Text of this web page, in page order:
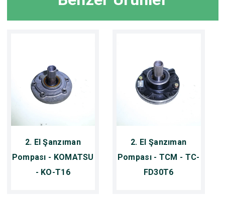
2. El Şanzıman
Pompası - KOMATSU
- KO-T16
2. El Şanzıman
Pompası - TCM - TC-
FD30T6